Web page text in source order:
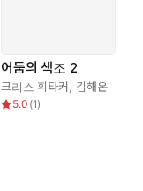
어둠의 색조 2
크리스 휘타커 김해온
5.0 (1)